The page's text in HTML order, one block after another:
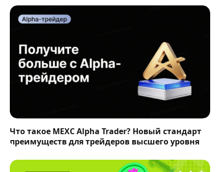
Что такое MEXC Alpha Trader? Новый стандарт
преимуществ для трейдеров высшего уровня